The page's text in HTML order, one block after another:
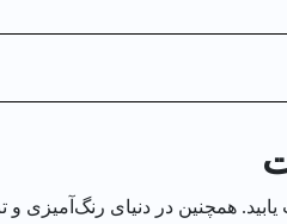
همچنین در دنیای رنگ‌آمیزی و